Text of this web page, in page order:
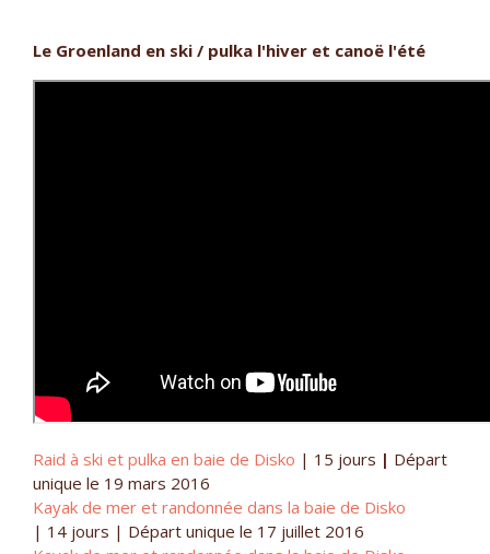
Le Groenland en ski / pulka l'hiver et canoë l'été
Raid à ski et pulka en baie de Disko | 15 jours | Départ
unique le 19 mars 2016
Kayak de mer et randonnée dans la baie de Disko
| 14 jours | Départ unique le 17 juillet 2016